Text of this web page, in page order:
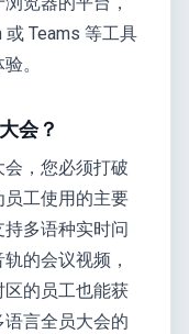
Teams 等工具
。
会？
，您必须打破
工使用的主要
多语种实时问
的会议视频，
的员工也能获
言全员大会的